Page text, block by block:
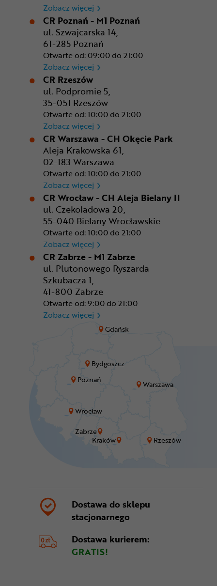
Bydgoszcz
Gdańsk
Kraków
Poznań
Rzeszów
Warszawa
Wrocław
Zabrze
Zobacz więcej CR Kraków - Solvay Park
CR Poznań - M1 Poznań
ul. Szwajcarska 14,
61-285 Poznań
Otwarte od: 09:00 do 21:00
Zobacz więcej CR Poznań - M1 Poznań
CR Rzeszów
ul. Podpromie 5,
35-051 Rzeszów
Otwarte od: 10:00 do 21:00
Zobacz więcej CR Rzeszów
CR Warszawa - CH Okęcie Park
Aleja Krakowska 61,
02-183 Warszawa
Otwarte od: 10:00 do 21:00
Zobacz więcej CR Warszawa - CH Okęcie
CR Wrocław - CH Aleja Bielany II
ul. Czekoladowa 20,
55-040 Bielany Wrocławskie
Otwarte od: 10:00 do 21:00
Zobacz więcej CR Wrocław - CH Aleja
CR Zabrze - M1 Zabrze
ul. Plutonowego Ryszarda
Szkubacza 1,
41-800 Zabrze
Otwarte od: 9:00 do 21:00
Zobacz więcej CR Zabrze - M1 Zabrze
Dostawa do sklepu
stacjonarnego
Dostawa kurierem:
GRATIS!